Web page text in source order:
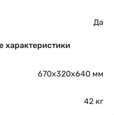
Да
характеристики
670х320х640 мм
42 кг